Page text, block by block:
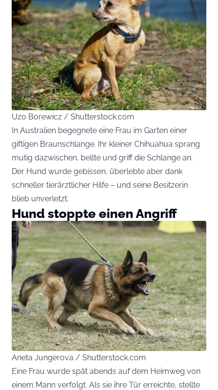
Uzo Borewicz / Shutterstock.com
In Australien begegnete eine Frau im Garten einer
giftigen Braunschlange. Ihr kleiner Chihuahua sprang
mutig dazwischen, bellte und griff die Schlange an.
Der Hund wurde gebissen, überlebte aber dank
schneller tierärztlicher Hilfe – und seine Besitzerin
blieb unverletzt.
Hund stoppte einen Angriff
Aneta Jungerova / Shutterstock.com
Eine Frau wurde spät abends auf dem Heimweg von
einem Mann verfolgt. Als sie ihre Tür erreichte, stellte